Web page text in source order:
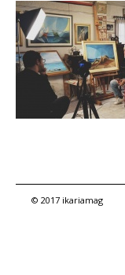
© 2017 ikariamag